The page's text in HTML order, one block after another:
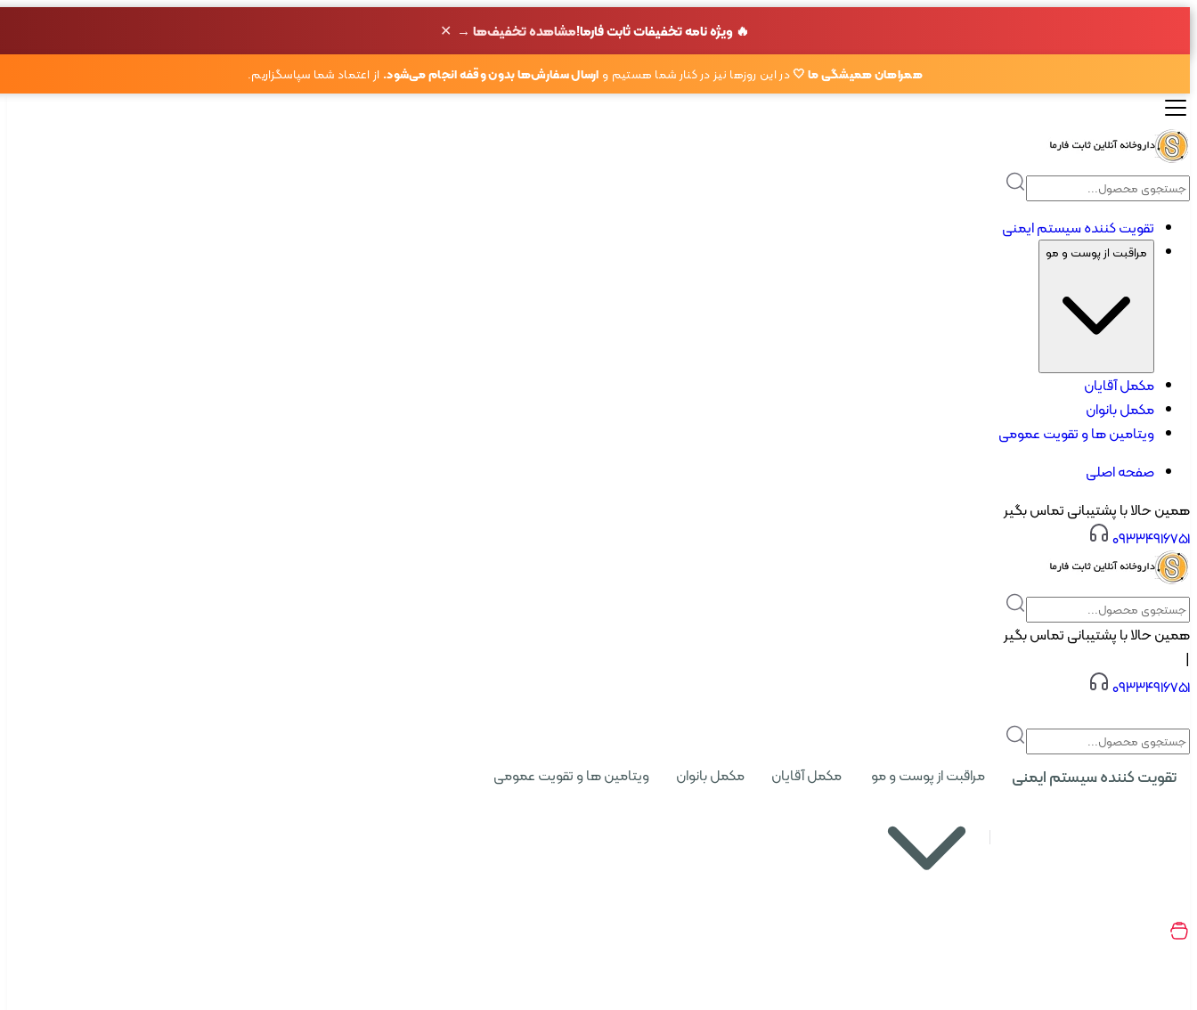
🔥 ویژه نامه تخفیفات ثابت فارما!مشاهده تخفیف‌ها → ✕
همراهان همیشگی ما 🤍در این روزها نیز در کنار شما هستیم و ارسال سفارش‌ها بدون وقفه انجام می‌شود. از اعتماد شما سپاسگزاریم.
تقویت کننده سیستم ایمنی
مراقبت از پوست و مو
مکمل آقایان
مکمل بانوان
ویتامین ها و تقویت عمومی
صفحه اصلی
همین حالا با پشتیبانی تماس بگیر
۰۹۳۳۴۹۱۶۷۵۱
همین حالا با پشتیبانی تماس بگیر
|
۰۹۳۳۴۹۱۶۷۵۱
تقویت کننده سیستم ایمنی مراقبت از پوست و مو مکمل آقایان مکمل بانوان ویتامین ها و تقویت عمومی